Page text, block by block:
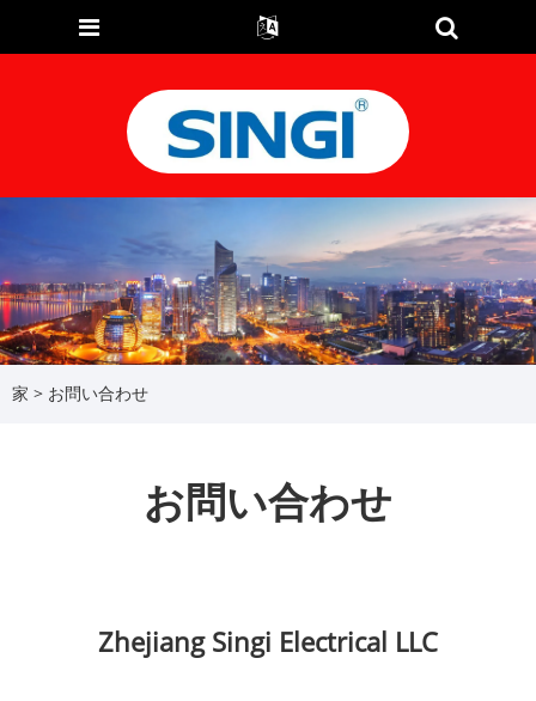
家 > お問い合わせ
お問い合わせ
Zhejiang Singi Electrical LLC